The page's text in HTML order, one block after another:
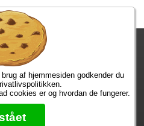
bortfalder ved køb over
299,00
du dine varer på tirsdag!
Bøger til en 🐕
siger om os på Trustpilot
af hjemmesiden godkender du
cookies er og hvordan de fungerer.